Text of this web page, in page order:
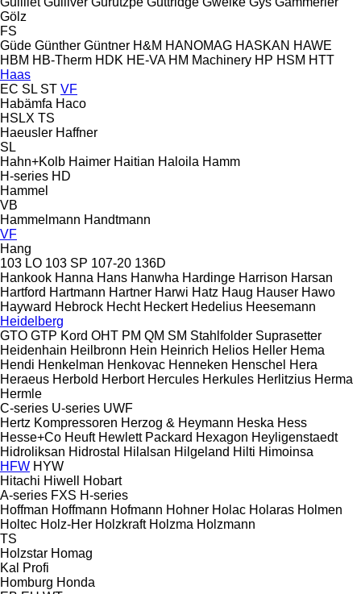
Gölz
FS
Güde Günther Güntner H&M HANOMAG HASKAN HAWE
HBM HB‑Therm HDK HE-VA HM Machinery HP HSM HTT
Haas
EC SL ST VF
Habämfa Haco
HSLX TS
Haeusler Haffner
SL
Hahn+Kolb Haimer Haitian Haloila Hamm
H-series HD
Hammel
VB
Hammelmann Handtmann
VF
Hang
103 LO 103 SP 107-20 136D
Hankook Hanna Hans Hanwha Hardinge Harrison Harsan
Hartford Hartmann Hartner Harwi Hatz Haug Hauser Hawo
Hayward Hebrock Hecht Heckert Hedelius Heesemann
Heidelberg
GTO GTP Kord OHT PM QM SM Stahlfolder Suprasetter
Heidenhain Heilbronn Hein Heinrich Helios Heller Hema
Hendi Henkelman Henkovac Henneken Henschel Hera
Heraeus Herbold Herbort Hercules Herkules Herlitzius Herma
Hermle
C-series U-series UWF
Hertz Kompressoren Herzog & Heymann Heska Hess
Hesse+Co Heuft Hewlett Packard Hexagon Heyligenstaedt
Hidroliksan Hidrostal Hilalsan Hilgeland Hilti Himoinsa
HFW HYW
Hitachi Hiwell
Hobart
A-series FXS H-series
Hoffman Hoffmann Hofmann Hohner Holac Holaras Holmen
Holtec Holz-Her Holzkraft Holzma Holzmann
TS
Holzstar Homag
Kal
Profi
Homburg Honda